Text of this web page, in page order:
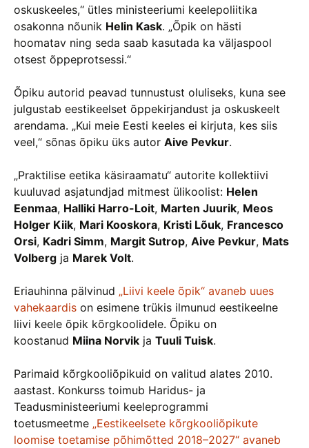
oskuskeeles,“ ütles ministeeriumi keelepoliitika
osakonna nõunik Helin Kask. „Õpik on hästi
hoomatav ning seda saab kasutada ka väljaspool
otsest õppeprotsessi.“
Õpiku autorid peavad tunnustust oluliseks, kuna see
julgustab eestikeelset õppekirjandust ja oskuskeelt
arendama. „Kui meie Eesti keeles ei kirjuta, kes siis
veel,“ sõnas õpiku üks autor Aive Pevkur.
„Praktilise eetika käsiraamatu“ autorite kollektiivi
kuuluvad asjatundjad mitmest ülikoolist: Helen
Eenmaa, Halliki Harro-Loit, Marten Juurik, Meos
Holger Kiik, Mari Kooskora, Kristi Lõuk, Francesco
Orsi, Kadri Simm, Margit Sutrop, Aive Pevkur, Mats
Volberg ja Marek Volt.
Eriauhinna pälvinud „Liivi keele õpik“ avaneb uues
vahekaardis on esimene trükis ilmunud eestikeelne
liivi keele õpik kõrgkoolidele. Õpiku on
koostanud Miina Norvik ja Tuuli Tuisk.
Parimaid kõrgkooliõpikuid on valitud alates 2010.
aastast. Konkurss toimub Haridus- ja
Teadusministeeriumi keeleprogrammi
toetusmeetme „Eestikeelsete kõrgkooliõpikute
loomise toetamise põhimõtted 2018–2027“ avaneb